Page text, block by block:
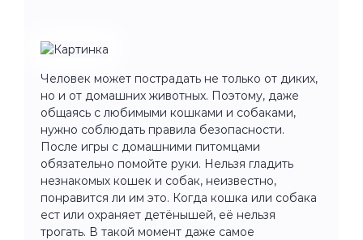
Человек может пострадать не только от диких,
но и от домашних животных. Поэтому, даже
общаясь с любимыми кошками и собаками,
нужно соблюдать правила безопасности.
После игры с домашними питомцами
обязательно помойте руки. Нельзя гладить
незнакомых кошек и собак, неизвестно,
понравится ли им это. Когда кошка или собака
ест или охраняет детёнышей, её нельзя
трогать. В такой момент даже самое